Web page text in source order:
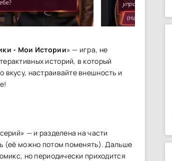
- Мои Истории» — игра, не
историй, в который
настраивайте внешность и
— и разделена на части
(её можно потом поменять). Дальше
но периодически приходится